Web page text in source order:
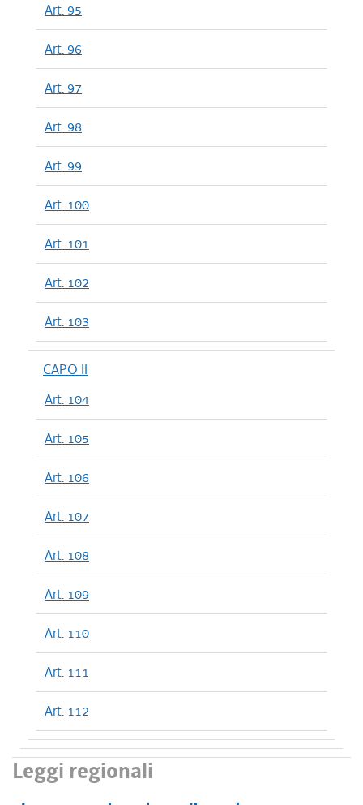
Art. 95
Art. 96
Art. 97
Art. 98
Art. 99
Art. 100
Art. 101
Art. 102
Art. 103
CAPO II
Art. 104
Art. 105
Art. 106
Art. 107
Art. 108
Art. 109
Art. 110
Art. 111
Art. 112
Leggi regionali